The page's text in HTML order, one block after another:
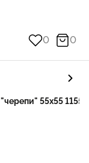
0 0
55х55 11555